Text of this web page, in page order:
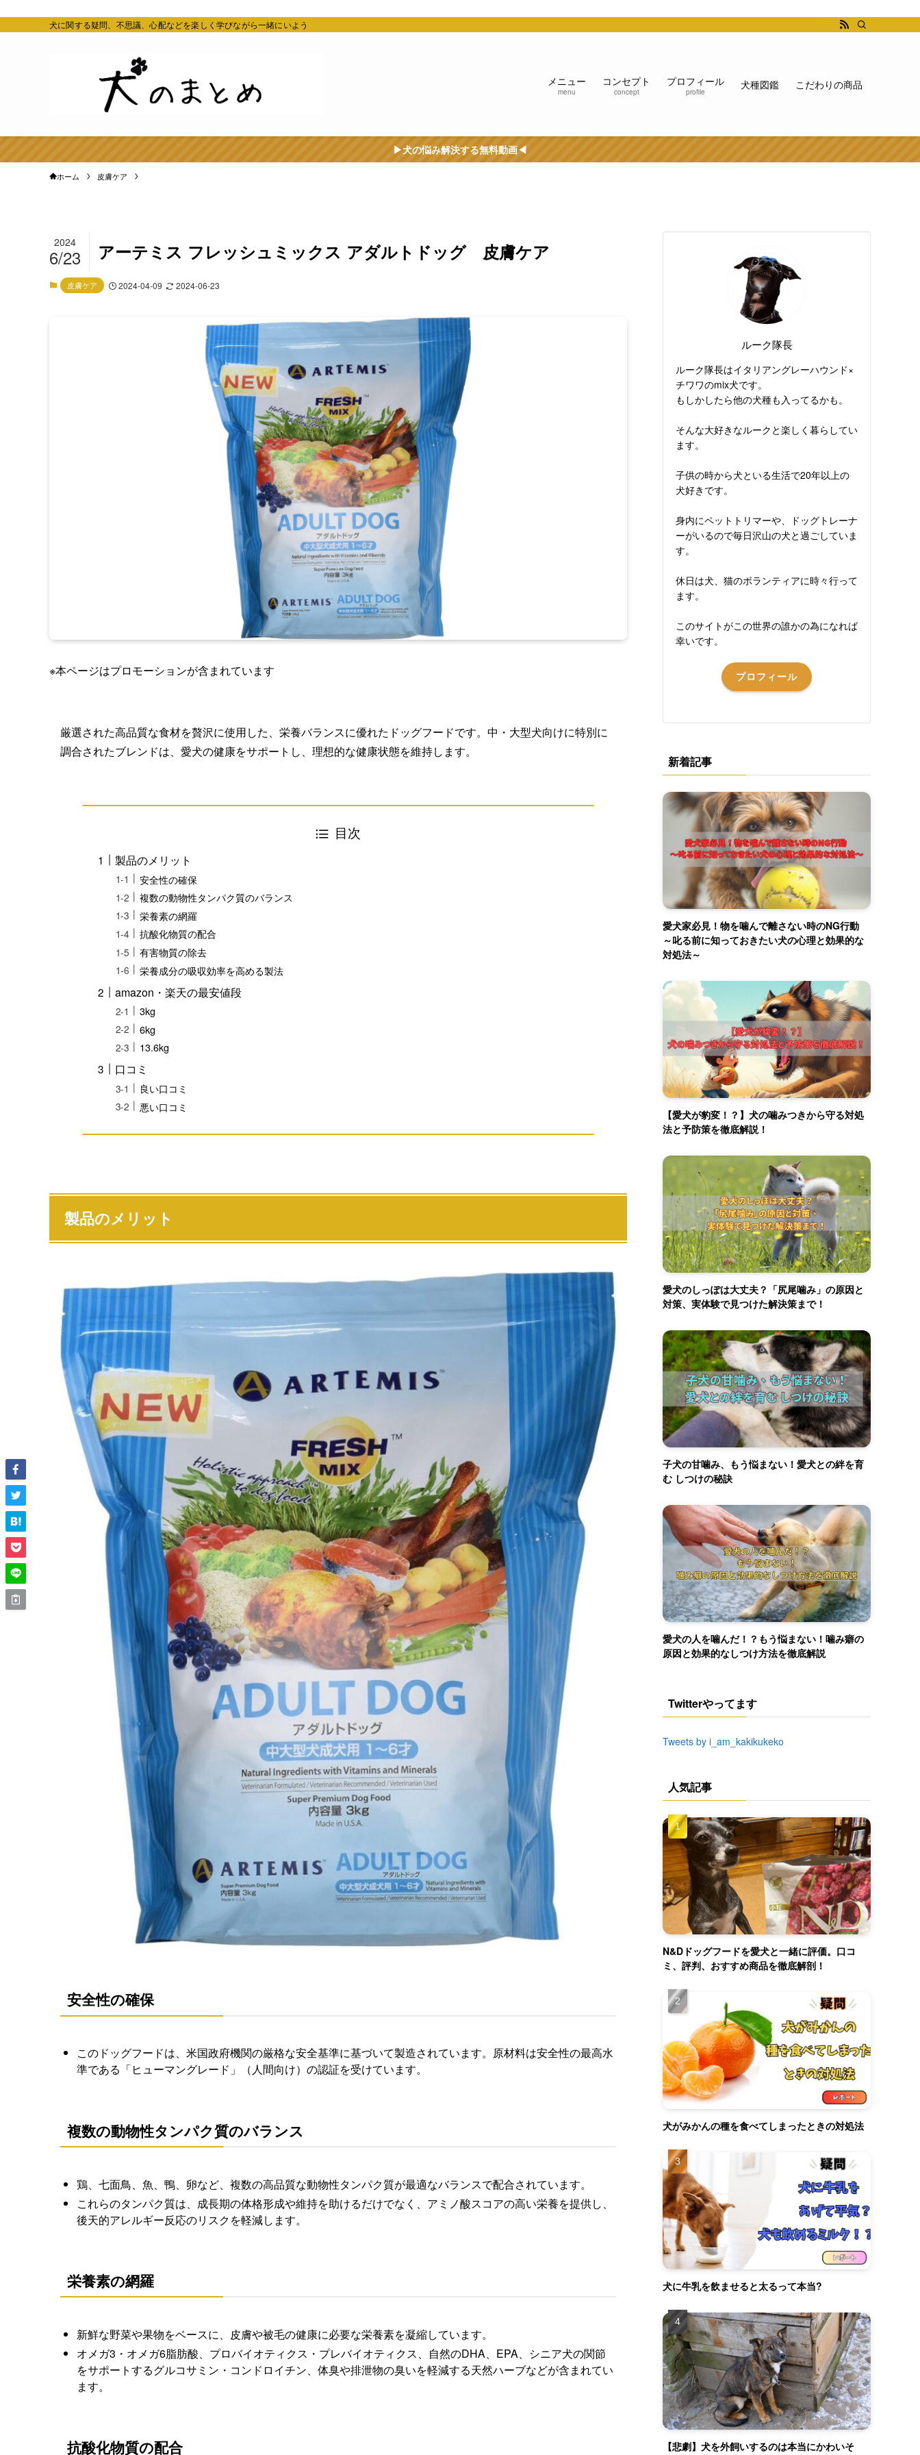
犬に関する疑問、不思議、心配などを楽しく学びながら一緒にいよう
メニュー
menu
コンセプト
concept
プロフィール
profile
犬種図鑑 こだわりの商品
▶︎犬の悩み解決する無料動画◀︎
ホーム 皮膚ケア
アーテミス フレッシュミックス アダルトドッグ 皮膚ケア
2024
6/23
皮膚ケア 2024-04-09 2024-06-23
※本ページはプロモーションが含まれています
厳選された高品質な食材を贅沢に使用した、栄養バランスに優れたドッグフードです。中・大型犬向けに特別に
調合されたブレンドは、愛犬の健康をサポートし、理想的な健康状態を維持します。
目次
製品のメリット
安全性の確保
複数の動物性タンパク質のバランス
栄養素の網羅
抗酸化物質の配合
有害物質の除去
栄養成分の吸収効率を高める製法
amazon・楽天の最安値段
3kg
6kg
13.6kg
口コミ
良い口コミ
悪い口コミ
製品のメリット
安全性の確保
このドッグフードは、米国政府機関の厳格な安全基準に基づいて製造されています。原材料は安全性の最高水
準である「ヒューマングレード」（人間向け）の認証を受けています。
複数の動物性タンパク質のバランス
鶏、七面鳥、魚、鴨、卵など、複数の高品質な動物性タンパク質が最適なバランスで配合されています。
これらのタンパク質は、成長期の体格形成や維持を助けるだけでなく、アミノ酸スコアの高い栄養を提供し、
後天的アレルギー反応のリスクを軽減します。
栄養素の網羅
新鮮な野菜や果物をベースに、皮膚や被毛の健康に必要な栄養素を凝縮しています。
オメガ3・オメガ6脂肪酸、プロバイオティクス・プレバイオティクス、自然のDHA、EPA、シニア犬の関節
をサポートするグルコサミン・コンドロイチン、体臭や排泄物の臭いを軽減する天然ハーブなどが含まれてい
ます。
抗酸化物質の配合
ルーク隊長
ルーク隊長はイタリアングレーハウンド×
チワワのmix犬です。
もしかしたら他の犬種も入ってるかも。
そんな大好きなルークと楽しく暮らしてい
ます。
子供の時から犬といる生活で20年以上の
犬好きです。
身内にペットトリマーや、ドッグトレーナ
ーがいるので毎日沢山の犬と過ごしていま
す。
休日は犬、猫のボランティアに時々行って
ます。
このサイトがこの世界の誰かの為になれば
幸いです。
プロフィール
新着記事
愛犬家必見！物を噛んで離さない時のNG行動
～叱る前に知っておきたい犬の心理と効果的な
対処法～
【愛犬が豹変！？】犬の噛みつきから守る対処
法と予防策を徹底解説！
愛犬のしっぽは大丈夫？「尻尾噛み」の原因と
対策、実体験で見つけた解決策まで！
子犬の甘噛み、もう悩まない！愛犬との絆を育
む しつけの秘訣
愛犬の人を噛んだ！？もう悩まない！噛み癖の
原因と効果的なしつけ方法を徹底解説
Twitterやってます
Tweets by i_am_kakikukeko
人気記事
N&Dドッグフードを愛犬と一緒に評価。口コ
ミ、評判、おすすめ商品を徹底解剖！
犬がみかんの種を食べてしまったときの対処法
犬に牛乳を飲ませると太るって本当?
【悲劇】犬を外飼いするのは本当にかわいそ